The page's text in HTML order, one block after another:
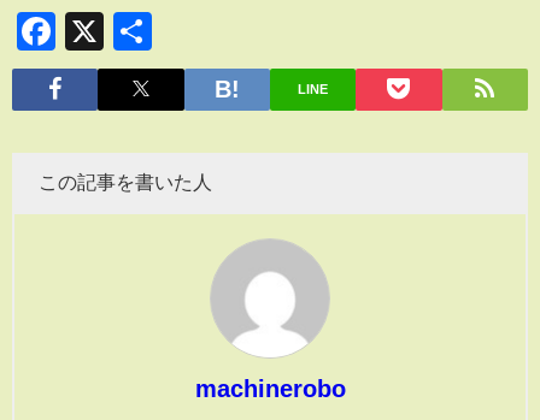
Facebook
X
有
LINE
この記事を書いた人
machinerobo